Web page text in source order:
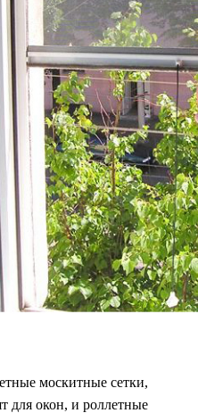
москитные сетки,
для окон, и роллетные